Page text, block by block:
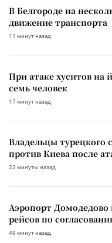
В Белгороде на
движение транспорта
11 минут назад
При атаке хуситов на
семь человек
17 минут назад
Владельцы турецкого
против Киева после
23 минуты назад
Аэропорт
рейсов по
49 минут назад